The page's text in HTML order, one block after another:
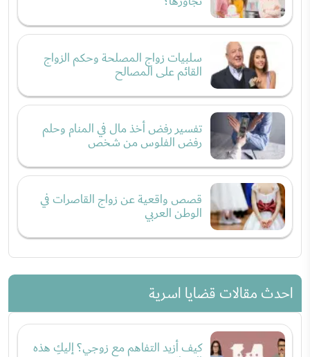
سلبيات زواج المصلحة وحكم الزواج
القائم على المصالح
تفسير رفض أخذ مال في المنام وحلم
رفض الفلوس من شخص
قصص واقعية عن زواج القاصرات في
الوطن العربي
احدث مقالات قضايا اسرية
كيف أزيد التفاهم مع زوجي؟ إليكِ هذه